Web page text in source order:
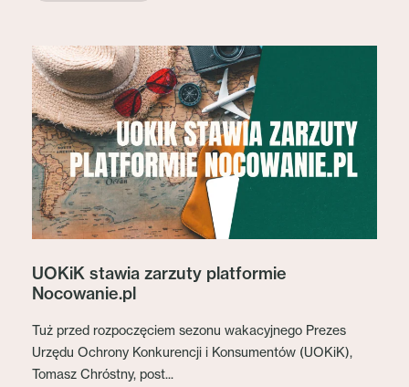
UOKiK stawia zarzuty platformie
Nocowanie.pl
Tuż przed rozpoczęciem sezonu wakacyjnego Prezes
Urzędu Ochrony Konkurencji i Konsumentów (UOKiK),
Tomasz Chróstny, post...